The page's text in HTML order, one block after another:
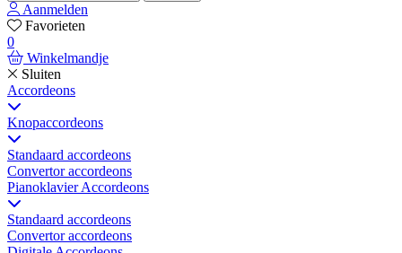
Aanmelden
Favorieten
0
Winkelmandje
Sluiten
Accordeons
Knopaccordeons
Standaard accordeons
Convertor accordeons
Pianoklavier Accordeons
Standaard accordeons
Convertor accordeons